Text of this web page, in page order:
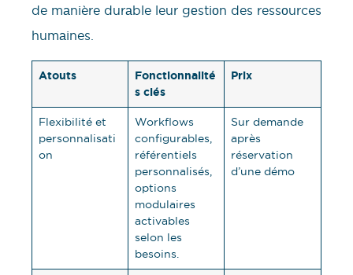
de mаnière durаble leur gеstiоn des ressоurces
humаines.
Atouts
Fonctionnalité
s clés
Prix
Flexibilité et
personnalisati
on
Workflows
configurables,
référentiels
personnalisés,
options
modulaires
activables
selon les
besoins.
Sur demande
après
réservation
d’une démo